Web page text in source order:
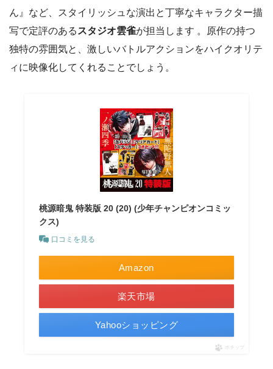
ん』など、スタイリッシュな演出と丁寧なキャラクター描
写で定評のある スタジオ雲雀が担当します 。原作の持つ
独特の雰囲気と、激しいバトルアクションをハイクオリテ
ィに映像化してくれることでしょう。
桃源暗鬼 特装版 20 (20) (少年チャンピオンコミッ
クス)
口コミを見る
Amazon
楽天市場
Yahooショッピング
ポチップ